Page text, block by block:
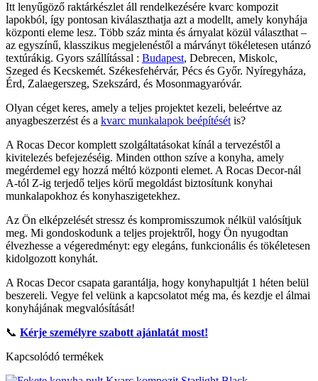
Itt lenyűgöző raktárkészlet áll rendelkezésére kvarc kompozit
lapokból, így pontosan kiválaszthatja azt a modellt, amely konyhája
központi eleme lesz. Több száz minta és árnyalat közül választhat –
az egyszínű, klasszikus megjelenéstől a márványt tökéletesen utánzó
textúrákig. Gyors szállítással : Budapest, Debrecen, Miskolc,
Szeged és Kecskemét. Székesfehérvár, Pécs és Győr. Nyíregyháza,
Érd, Zalaegerszeg, Szekszárd, és Mosonmagyaróvár.
Olyan céget keres, amely a teljes projektet kezeli, beleértve az
anyagbeszerzést és a kvarc munkalapok beépítését is?
A Rocas Decor komplett szolgáltatásokat kínál a tervezéstől a
kivitelezés befejezéséig. Minden otthon szíve a konyha, amely
megérdemel egy hozzá méltó központi elemet. A Rocas Decor-nál
A-tól Z-ig terjedő teljes körű megoldást biztosítunk konyhai
munkalapokhoz és konyhaszigetekhez.
Az Ön elképzelését stressz és kompromisszumok nélkül valósítjuk
meg. Mi gondoskodunk a teljes projektről, hogy Ön nyugodtan
élvezhesse a végeredményt: egy elegáns, funkcionális és tökéletesen
kidolgozott konyhát.
A Rocas Decor csapata garantálja, hogy konyhapultját 1 héten belül
beszereli. Vegye fel velünk a kapcsolatot még ma, és kezdje el álmai
konyhájának megvalósítását!
📞 Kérje személyre szabott ajánlatát most!
Kapcsolódó termékek